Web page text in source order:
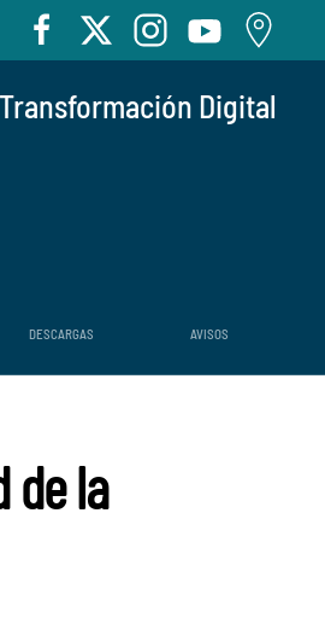
Digital
DESCARGAS AVISOS
de la